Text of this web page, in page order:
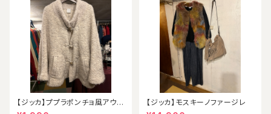
【ジッカ】ププラポンチョ風アウタ
ー
【ジッカ】モスキーノファージレ